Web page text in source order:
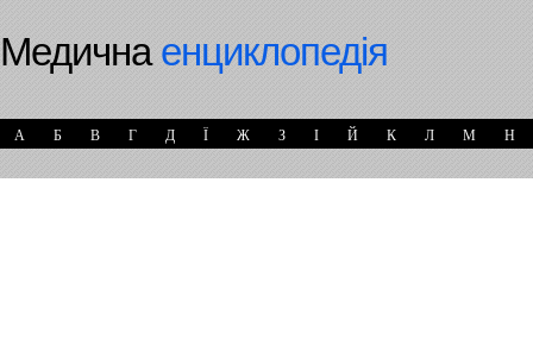
Медичнаенциклопедія
А Б В Г Д Ї Ж З І Й К Л М Н